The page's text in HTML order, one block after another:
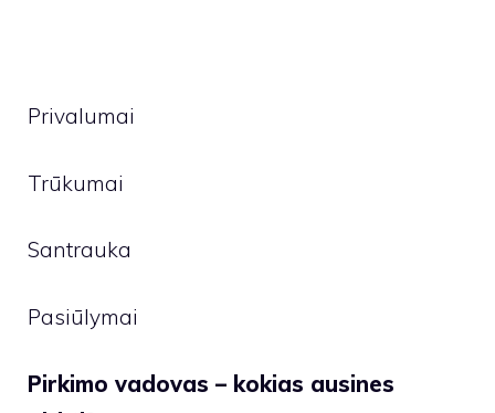
Privalumai
Trūkumai
Santrauka
Pasiūlymai
Pirkimo vadovas – kokias ausines